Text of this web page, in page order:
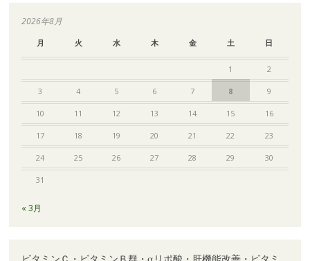
2026年8月
月 火 水 木 金 土 日
1 2
3 4 5 6 7 8 9
10 11 12 13 14 15 16
17 18 19 20 21 22 23
24 25 26 27 28 29 30
31
« 3月